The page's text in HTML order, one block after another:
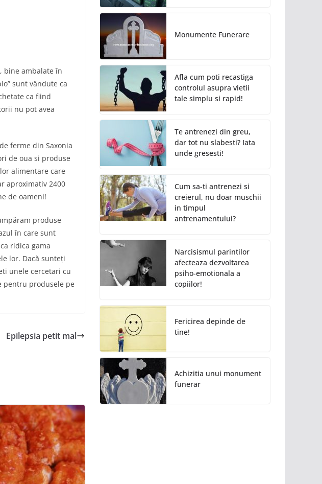
bine ambalate în
sunt vândute ca
ca fiind
nu pot avea
ferme din Saxonia
de oua si produse
alimentare care
aproximativ 2400
de oameni!
produse
în care sunt
ridica gama
lor. Dacă sunteți
unele cercetari cu
pentru produsele pe
Epilepsia petit mal
Monumente Funerare
Afla cum poti recastiga
controlul asupra vietii
tale simplu si rapid!
Te antrenezi din greu,
dar tot nu slabesti? Iata
unde gresesti!
Cum sa-ti antrenezi si
creierul, nu doar muschii
in timpul
antrenamentului?
Narcisismul parintilor
afecteaza dezvoltarea
psiho-emotionala a
copiilor!
Fericirea depinde de
tine!
Achizitia unui monument
funerar